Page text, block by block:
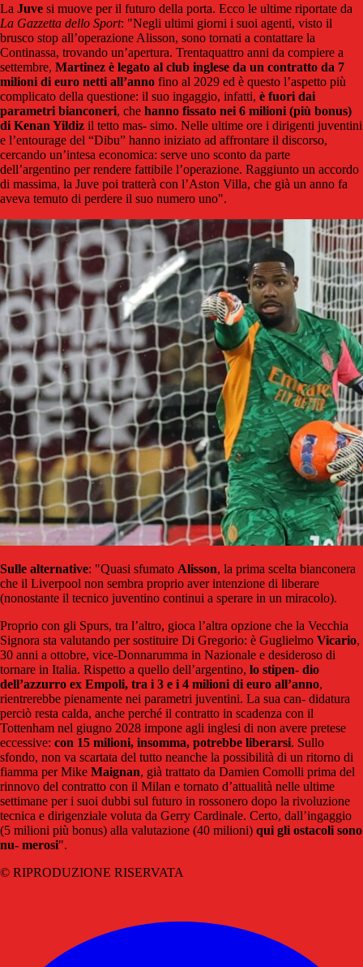
La Juve si muove per il futuro della porta. Ecco le ultime riportate da
La Gazzetta dello Sport: "Negli ultimi giorni i suoi agenti, visto il
brusco stop all’operazione Alisson, sono tornati a contattare la
Continassa, trovando un’apertura. Trentaquattro anni da compiere a
settembre, Martinez è legato al club inglese da un contratto da 7
milioni di euro netti all’anno fino al 2029 ed è questo l’aspetto più
complicato della questione: il suo ingaggio, infatti, è fuori dai
parametri bianconeri, che hanno fissato nei 6 milioni (più bonus)
di Kenan Yildiz il tetto mas- simo. Nelle ultime ore i dirigenti juventini
e l’entourage del “Dibu” hanno iniziato ad affrontare il discorso,
cercando un’intesa economica: serve uno sconto da parte
dell’argentino per rendere fattibile l’operazione. Raggiunto un accordo
di massima, la Juve poi tratterà con l’Aston Villa, che già un anno fa
aveva temuto di perdere il suo numero uno".
Sulle alternative: "Quasi sfumato Alisson, la prima scelta bianconera
che il Liverpool non sembra proprio aver intenzione di liberare
(nonostante il tecnico juventino continui a sperare in un miracolo).
Proprio con gli Spurs, tra l’altro, gioca l’altra opzione che la Vecchia
Signora sta valutando per sostituire Di Gregorio: è Guglielmo Vicario,
30 anni a ottobre, vice-Donnarumma in Nazionale e desideroso di
tornare in Italia. Rispetto a quello dell’argentino, lo stipen- dio
dell’azzurro ex Empoli, tra i 3 e i 4 milioni di euro all’anno,
rientrerebbe pienamente nei parametri juventini. La sua can- didatura
perciò resta calda, anche perché il contratto in scadenza con il
Tottenham nel giugno 2028 impone agli inglesi di non avere pretese
eccessive: con 15 milioni, insomma, potrebbe liberarsi. Sullo
sfondo, non va scartata del tutto neanche la possibilità di un ritorno di
fiamma per Mike Maignan, già trattato da Damien Comolli prima del
rinnovo del contratto con il Milan e tornato d’attualità nelle ultime
settimane per i suoi dubbi sul futuro in rossonero dopo la rivoluzione
tecnica e dirigenziale voluta da Gerry Cardinale. Certo, dall’ingaggio
(5 milioni più bonus) alla valutazione (40 milioni) qui gli ostacoli sono
nu- merosi".
© RIPRODUZIONE RISERVATA